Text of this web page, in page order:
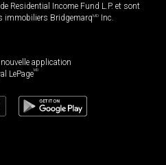
Residential Income Fund L.P. et sont
immobiliers BridgemarqMD Inc.
application
LePageMD